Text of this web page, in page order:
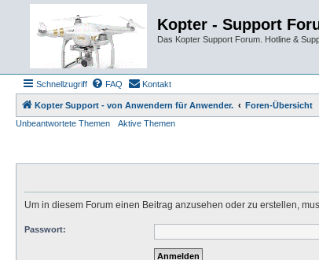
Kopter - Support
Das Kopter Support Forum. Hotline &
Schnellzugriff FAQ Kontakt
Kopter Support - von Anwendern für Anwender.
Foren-Übersicht
Unbeantwortete Themen
Aktive Themen
Um in diesem Forum einen Beitrag anzusehen oder zu erstellen,
Passwort: